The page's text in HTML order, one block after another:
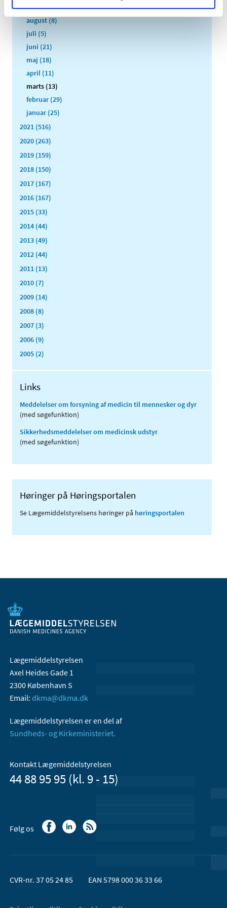
september (13)
august (8)
juli (5)
juni (21)
maj (18)
april (11)
marts (13)
februar (29)
januar (25)
2021 (516)
2020 (263)
2019 (159)
2018 (150)
2017 (167)
2016 (167)
2015 (33)
2014 (44)
2013 (49)
2012 (44)
2011 (13)
2010 (7)
2009 (14)
2008 (8)
2007 (3)
2006 (9)
2005 (2)
Links
Meddelelser om forsyning af medicin til mennesker og dyr
(med søgefunktion)
Sikkerhedsmeddelelser om medicinsk udstyr
(med søgefunktion)
Høringer på Høringsportalen
Se Lægemiddelstyrelsens høringer på høringsportalen
Lægemiddelstyrelsen
Axel Heides Gade 1
2300 København S
Email: dkma@dkma.dk
Lægemiddelstyrelsen er en del af
Sundheds- og Kirkeministeriet.
Kontakt Lægemiddelstyrelsen
44 88 95 95 (kl. 9 - 15)
Følg os
CVR-nr. 37 05 24 85 EAN 5798 000 36 33 66